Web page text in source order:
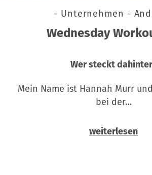
- Unternehmen -
Wednesday
Wer steckt
Mein Name ist Hannah Murr
bei der…
weiterlesen